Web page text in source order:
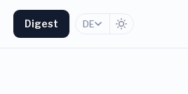
Digest DE